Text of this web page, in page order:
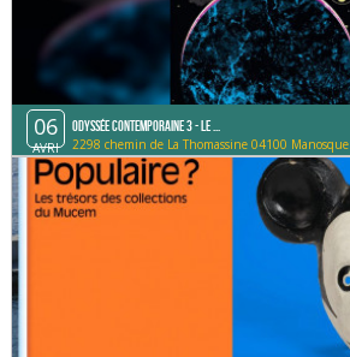
06
AVRI
Odyssée contemporaine 3 - Le ...
2298 chemin de La Thomassine 04100 Manosque